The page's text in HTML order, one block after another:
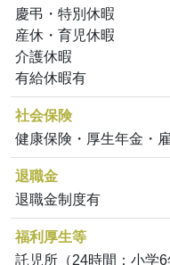
慶弔・特別休暇
産休・育児休暇
介護休暇
有給休暇有
社会保険
健康保険・厚生年金・
退職金
退職金制度有
福利厚生等
託児所（24時間：小学6